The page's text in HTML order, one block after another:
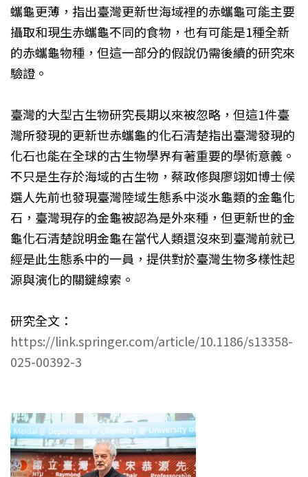
蠵龜更薄，指出臺灣更新世海域裡的赤蠵龜可能主要
攝取和現生赤蠵龜不同的食物，也有可能是1種全新
的赤蠵龜物種，但這一部分的假說仍需後續的研究來
驗證。
臺灣的大型古生物研究長期以來被忽略，但這1件臺
灣所發現的更新世赤蠵龜的化石清楚指出臺灣發現的
化石也能在全球的古生物學界有著重要的學術意義。
不只是生存於海域的古生物，蔡政修與廖翊如博士候
選人先前也發現臺灣陸域生態系中淡水龜類的金龜化
石，臺灣現存的金龜被認為是外來種，但更新世的金
龜化石清楚說明金龜在當代人類還沒來到臺灣前就已
經是此生態系中的一員，提供對於臺灣生物多樣性起
源與演化的關鍵線索。
研究全文：
https://link.springer.com/article/10.1186/s13358-
025-00392-3